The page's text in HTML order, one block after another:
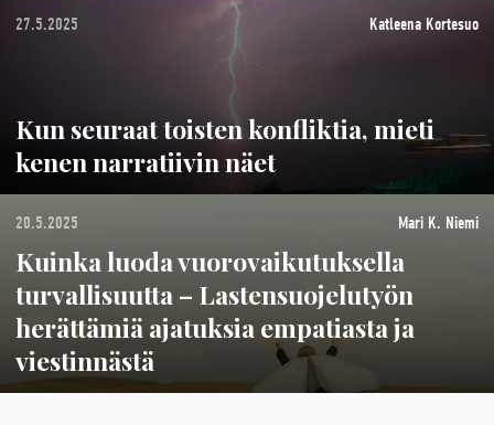
27.5.2025 Katleena Kortesuo
Kun seuraat toisten konfliktia, mieti
kenen narratiivin näet
20.5.2025 Mari K. Niemi
Kuinka luoda vuorovaikutuksella
turvallisuutta – Lastensuojelutyön
herättämiä ajatuksia empatiasta ja
viestinnästä